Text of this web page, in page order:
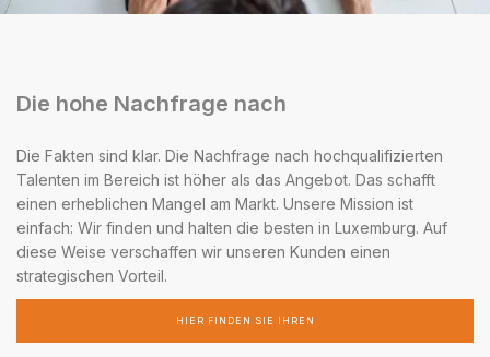
Die hohe Nachfrage nach
Die Fakten sind klar. Die Nachfrage nach hochqualifizierten
Talenten im Bereich ist höher als das Angebot. Das schafft
einen erheblichen Mangel am Markt. Unsere Mission ist
einfach: Wir finden und halten die besten in Luxemburg. Auf
diese Weise verschaffen wir unseren Kunden einen
strategischen Vorteil.
HIER FINDEN SIE IHREN